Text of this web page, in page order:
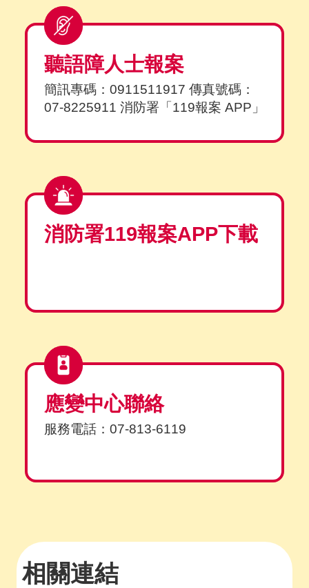
聽語障人士報案
簡訊專碼：0911511917 傳真號碼：
07-8225911 消防署「119報案 APP」
消防署119報案APP下載
應變中心聯絡
服務電話：07-813-6119
相關連結